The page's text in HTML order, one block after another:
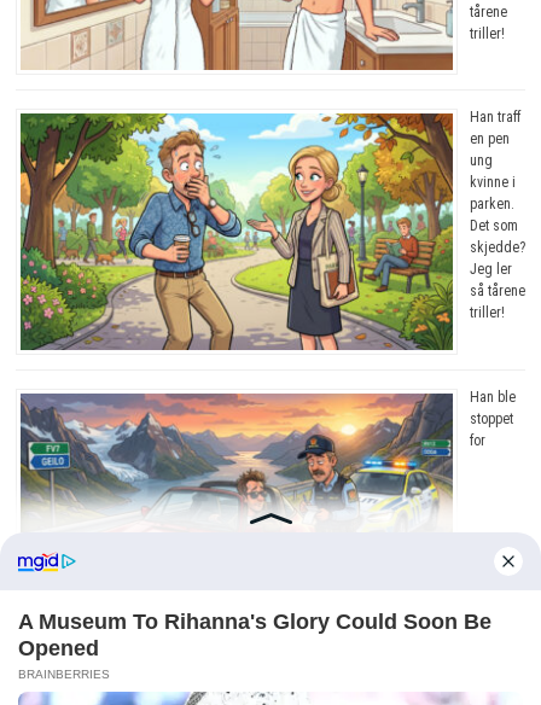
tårene
triller!
Han traff
en pen
ung
kvinne i
parken.
Det som
skjedde?
Jeg ler
så tårene
triller!
Han ble
stoppet
for
råkjøring. Grunnen? Jeg ler så tårene triller!